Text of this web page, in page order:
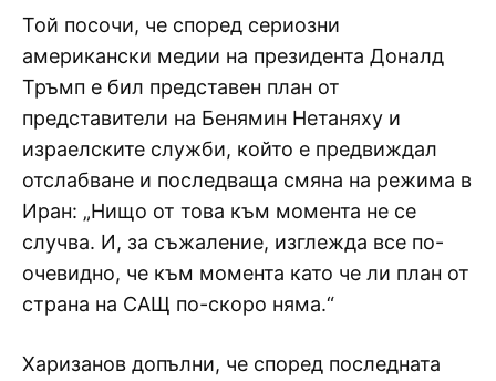
Той посочи, че според сериозни
американски медии на президента Доналд
Тръмп е бил представен план от
представители на Бенямин Нетаняху и
израелските служби, който е предвиждал
отслабване и последваща смяна на режима в
Иран: „Нищо от това към момента не се
случва. И, за съжаление, изглежда все по-
очевидно, че към момента като че ли план от
страна на САЩ по-скоро няма.“
Харизанов допълни, че според последната